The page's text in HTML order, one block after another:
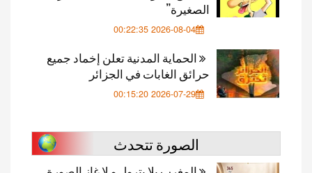
الصغيرة”
2026-08-04 00:22:35
الحماية المدنية تعلن إخماد جميع
حرائق الغابات في الجزائر
2026-07-29 00:15:20
الصورة تتحدث